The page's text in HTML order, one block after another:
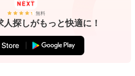
無料
人探しがもっと快適に！